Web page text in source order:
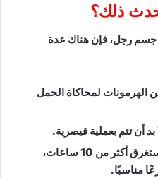
ذلك؟
جسم رجل، فإن هناك عدة
لمحاكاة الحمل
أن تتم بعملية قيصرية.
العملية نفسها معقدة جدًا، وتستغرق أكثر من 10 ساعات،
مناسبًا.